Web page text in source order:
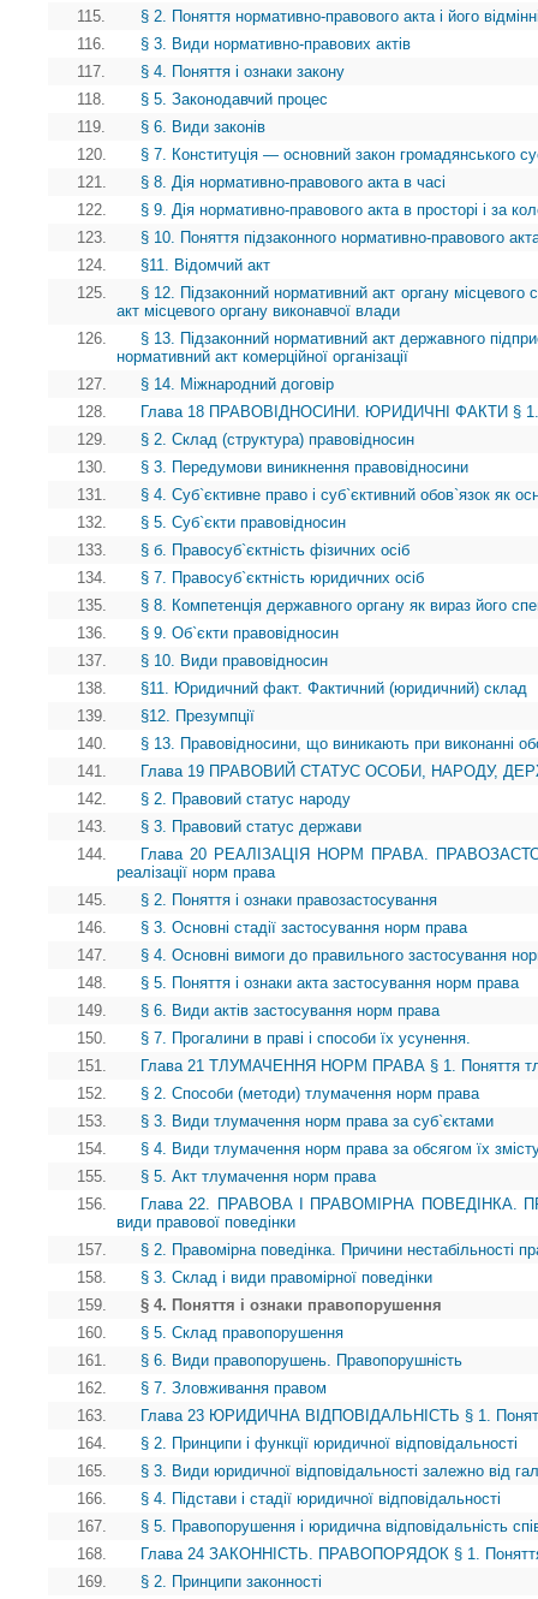
115.
§ 2. Поняття нормативно-правового акта і його
116.
§ 3. Види нормативно-правових актів
117.
§ 4. Поняття і ознаки закону
118.
§ 5. Законодавчий процес
119.
§ 6. Види законів
120.
§ 7. Конституція — основний закон громадянського
121.
§ 8. Дія нормативно-правового акта в часі
122.
§ 9. Дія нормативно-правового акта в просторі і за
123.
§ 10. Поняття підзаконного нормативно-правового
124.
§11. Відомчий акт
125.
§ 12. Підзаконний нормативний акт органу
акт місцевого органу виконавчої влади
126.
§ 13. Підзаконний нормативний акт державного
нормативний акт комерційної організації
127.
§ 14. Міжнародний договір
128.
Глава 18 ПРАВОВІДНОСИНИ. ЮРИДИЧНІ ФАКТИ § 1.
129.
§ 2. Склад (структура) правовідносин
130.
§ 3. Передумови виникнення правовідносини
131.
§ 4. Суб`єктивне право і суб`єктивний обов`язок як
132.
§ 5. Суб`єкти правовідносин
133.
§ б. Правосуб`єктність фізичних осіб
134.
§ 7. Правосуб`єктність юридичних осіб
135.
§ 8. Компетенція державного органу як вираз його
136.
§ 9. Об`єкти правовідносин
137.
§ 10. Види правовідносин
138.
§11. Юридичний факт. Фактичний (юридичний) склад
139.
§12. Презумпції
140.
§ 13. Правовідносини, що виникають при виконанні
141.
Глава 19 ПРАВОВИЙ СТАТУС ОСОБИ, НАРОДУ,
142.
§ 2. Правовий статус народу
143.
§ 3. Правовий статус держави
144.
Глава 20 РЕАЛІЗАЦІЯ НОРМ ПРАВА.
реалізації норм права
145.
§ 2. Поняття і ознаки правозастосування
146.
§ 3. Основні стадії застосування норм права
147.
§ 4. Основні вимоги до правильного застосування
148.
§ 5. Поняття і ознаки акта застосування норм права
149.
§ 6. Види актів застосування норм права
150.
§ 7. Прогалини в праві і способи їх усунення.
151.
Глава 21 ТЛУМАЧЕННЯ НОРМ ПРАВА § 1. Поняття
152.
§ 2. Способи (методи) тлумачення норм права
153.
§ 3. Види тлумачення норм права за суб`єктами
154.
§ 4. Види тлумачення норм права за обсягом їх
155.
§ 5. Акт тлумачення норм права
156.
Глава 22. ПРАВОВА І ПРАВОМІРНА ПОВЕДІНКА.
види правової поведінки
157.
§ 2. Правомірна поведінка. Причини нестабільності
158.
§ 3. Склад і види правомірної поведінки
159.
§ 4. Поняття і ознаки правопорушення
160.
§ 5. Склад правопорушення
161.
§ 6. Види правопорушень. Правопорушність
162.
§ 7. Зловживання правом
163.
Глава 23 ЮРИДИЧНА ВІДПОВІДАЛЬНІСТЬ § 1. Поняття
164.
§ 2. Принципи і функції юридичної відповідальності
165.
§ 3. Види юридичної відповідальності залежно від
166.
§ 4. Підстави і стадії юридичної відповідальності
167.
§ 5. Правопорушення і юридична відповідальність
168.
Глава 24 ЗАКОННІСТЬ. ПРАВОПОРЯДОК § 1. Поняття
169.
§ 2. Принципи законності